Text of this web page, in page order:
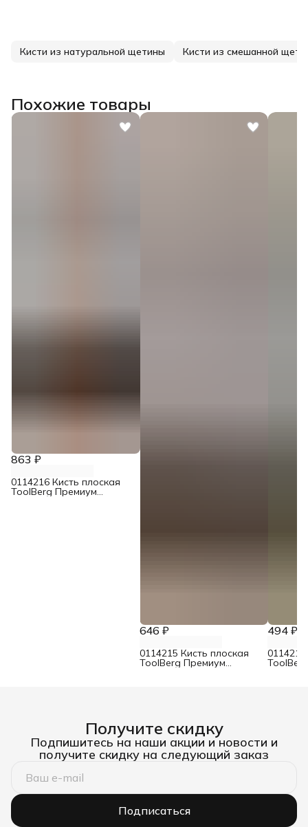
Кисти из натуральной щетины Кисти из смешанной
Похожие товары
863 ₽
0114216 Кисть плоская
ToolBerg Премиум
646 ₽
0114215 Кисть плоская
ToolBerg Премиум
494 ₽
Получите скидку
Подпишитесь на наши акции и новости и
получите скидку на следующий заказ
Подписаться